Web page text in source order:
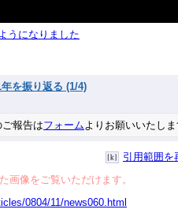
うになりました
を振り返る (1/4)
報告はフォーム よりお願いいたしま
引用範囲を
画像をご覧いただけます。